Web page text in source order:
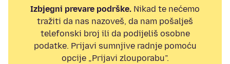
Izbjegni prevare podrške. Nikad te nećemo
tražiti da nas nazoveš, da nam pošalješ
telefonski broj ili da podijeliš osobne
podatke. Prijavi sumnjive radnje pomoću
opcije „Prijavi zlouporabu”.